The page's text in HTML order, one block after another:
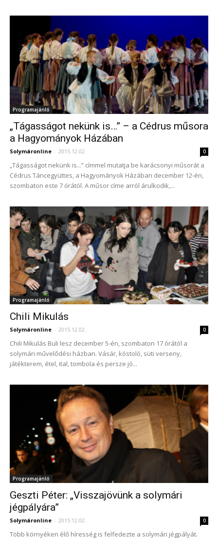
Programajánló
„Tágasságot nekünk is…” – a Cédrus műsora
a Hagyományok Házában
Solymáronline - 2015.12.02. 0
„Tágasságot nekünk is...” címmel mutatja be karácsonyi műsorát a
Cédrus Táncegyüttes, a Hagyományok Házában december 12-én,
szombaton este 7 órától. A műsor címe arról árulkodik,...
Programajánló
Chili Mikulás
Solymáronline - 2015.12.02. 0
Chili Mikulás Buli lesz december 5-én, szombaton 17 órától a
solymári művelődési házban. Vásár, kóstoló, süti verseny,
játékterem, étel, ital, tombola és persze jó...
Programajánló
Geszti Péter: „Visszajövünk a solymári
jégpályára”
Solymáronline - 2015.12.02. 0
Több környéken élő híresség is felfedezte a solymári jégpályát.